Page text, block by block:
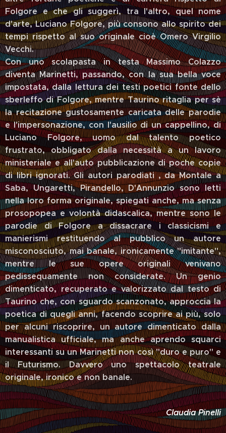
Folgore e che gli suggerì, tra l'altro, quel nome
d'arte, Luciano Folgore, più consono allo spirito dei
tempi rispetto al suo originale cioè Omero Virgilio
Vecchi.
Con uno scolapasta in testa Massimo Colazzo
diventa Marinetti, passando, con la sua bella voce
impostata, dalla lettura dei testi poetici fonte dello
sberleffo di Folgore, mentre Taurino ritaglia per sè
la recitazione gustosamente caricata delle parodie
e l'impersonazione, con l'ausilio di un cappellino, di
Luciano Folgore, uomo dal talento poetico
frustrato, obbligato dalla necessità a un lavoro
ministeriale e all'auto pubblicazione di poche copie
di libri ignorati. Gli autori parodiati , da Montale a
Saba, Ungaretti, Pirandello, D'Annunzio sono letti
nella loro forma originale, spiegati anche, ma senza
prosopopea e volontà didascalica, mentre sono le
parodie di Folgore a dissacrare i classicismi e
manierismi restituendo al pubblico un autore
misconosciuto, mai banale, ironicamente "imitante",
mentre le sue opere originali venivano
pedissequamente non considerate. Un genio
dimenticato, recuperato e valorizzato dal testo di
Taurino che, con sguardo scanzonato, approccia la
poetica di quegli anni, facendo scoprire ai più, solo
per alcuni riscoprire, un autore dimenticato dalla
manualistica ufficiale, ma anche aprendo squarci
interessanti su un Marinetti non così "duro e puro" e
il Futurismo. Davvero uno spettacolo teatrale
originale, ironico e non banale.
Claudia Pinelli